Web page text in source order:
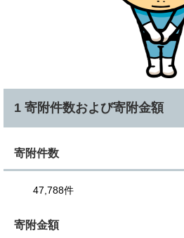
1 寄附件数および寄附金額
寄附件数
47,788件
寄附金額